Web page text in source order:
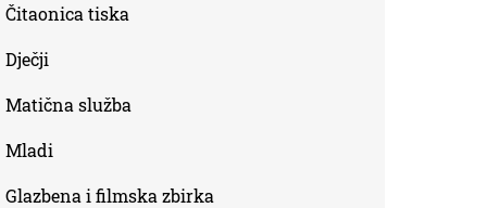
Čitaonica tiska
Dječji
Matična služba
Mladi
Glazbena i filmska zbirka